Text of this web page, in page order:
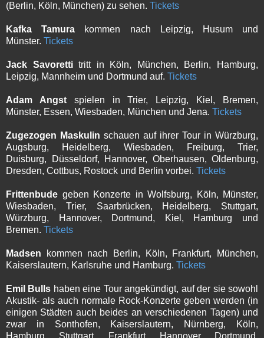
(Berlin, Köln, München) zu sehen. Tickets
Kafka Tamura kommen nach Leipzig, Husum und
Münster. Tickets
Jack Savorettitritt in Köln, München, Berlin, Hamburg,
Leipzig, Mannheim und Dortmund auf. Tickets
Adam Angstspielen in Trier, Leipzig, Kiel, Bremen,
Münster, Essen, Wiesbaden, München und Jena. Tickets
Zugezogen Maskulin schauen auf ihrer Tour in Würzburg,
Augsburg, Heidelberg, Wiesbaden, Freiburg, Trier,
Duisburg, Düsseldorf, Hannover, Oberhausen, Oldenburg,
Dresden, Cottbus, Rostock und Berlin vorbei. Tickets
Frittenbude geben Konzerte in Wolfsburg, Köln, Münster,
Wiesbaden, Trier, Saarbrücken, Heidelberg, Stuttgart,
Würzburg, Hannover, Dortmund, Kiel, Hamburg und
Bremen. Tickets
Madsen kommen nach Berlin, Köln, Frankfurt, München,
Kaiserslautern, Karlsruhe und Hamburg. Tickets
Emil Bulls haben eine Tour angekündigt, auf der sie sowohl
Akustik- als auch normale Rock-Konzerte geben werden (in
einigen Städten auch beides an verschiedenen Tagen) und
zwar in Sonthofen, Kaiserslautern, Nürnberg, Köln,
Hamburg, Stuttgart, Frankfurt, Hannover, Dortmund,